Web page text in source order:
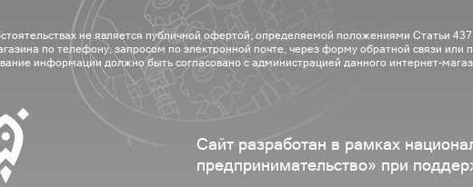
не является публичной офертой, определяемой положениями Статьи
по телефону, запросом по электронной почте, через форму обратной связи
информации должно быть согласовано с администрацией данного интернет-
Сайт разработан в рамках
предпринимательство» при